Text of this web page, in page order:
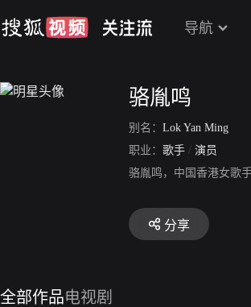
导航
骆胤鸣
别名： Lok Yan Ming
职业： 歌手 / 演员
骆胤鸣，中国香港女歌
分享
全部作品电视剧